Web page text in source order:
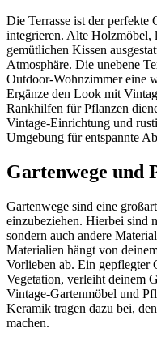
Die Terrasse ist der perfekte
integrieren. Alte Holzmöbel,
gemütlichen Kissen
Atmosphäre. Die unebene
Outdoor-Wohnzimmer eine
Ergänze den Look mit
Rankhilfen für Pflanzen
Vintage-Einrichtung und
Umgebung für entspannte
Gartenwege und
Gartenwege sind eine
einzubeziehen. Hierbei sind
sondern auch andere
Materialien hängt von
Vorlieben ab. Ein gepflegter
Vegetation, verleiht deinem
Vintage-Gartenmöbel und
Keramik tragen dazu bei,
machen.